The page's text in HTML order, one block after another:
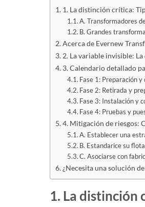
1. La distinción crítica:
A. Transformadores
B. Grandes
Acerca de Evernew
2. La variable invisible:
3. Calendario detallado
Fase 1: Preparación
Fase 2: Retirada y
Fase 3: Instalación y
Fase 4: Pruebas y
4. Mitigación de riesgos:
A. Establecer una
B. Estandarice su flota
C. Asociarse con
¿Necesita una solución
1. La distinción